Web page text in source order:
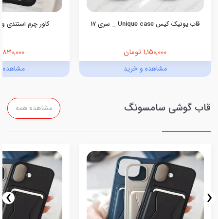
قاب یونیک کیس Unique case _ سری 17
1,150,000 تومان
مشاهده و خرید
کاور چرم استندی
830,000 تومان
مشاهده
قاب گوشی سامسونگ مشاهده همه
‹
›